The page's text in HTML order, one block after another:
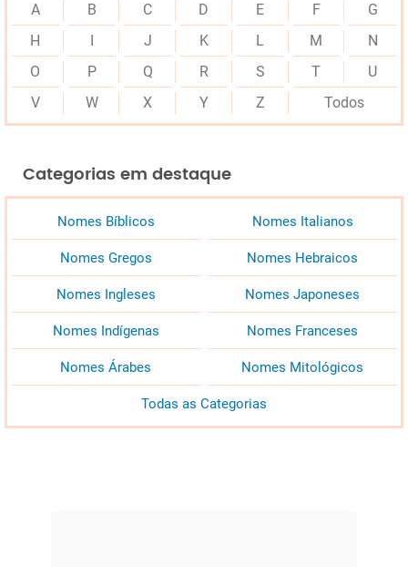
A B C D E F
G
H
J K L M
N
O
P Q R S T
U
V
W X Y Z Todos
Categorias em destaque
Nomes Bíblicos Nomes Italianos
Nomes Gregos Nomes Hebraicos
Nomes Ingleses Nomes Japoneses
Nomes Indígenas Nomes Franceses
Nomes Árabes Nomes Mitológicos
Todas as Categorias